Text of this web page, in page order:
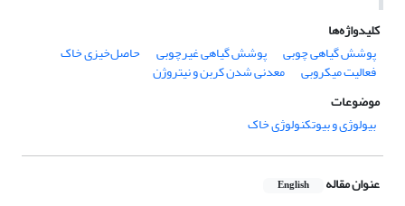
کلیدواژه‌ها
پوشش گیاهی چوبی
پوشش گیاهی غیرچوبی حاصل‌خیزی خاک
فعالیت میکروبی
معدنی شدن کربن و نیتروژن
موضوعات
بیولوژی و بیوتکنولوژی خاک
عنوان مقاله English